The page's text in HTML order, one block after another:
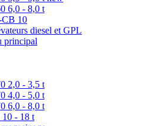
6,0 - 8,0 t
10
diesel et GPL
principal
2,0 - 3,5 t
4,0 - 5,0 t
6,0 - 8,0 t
- 18 t